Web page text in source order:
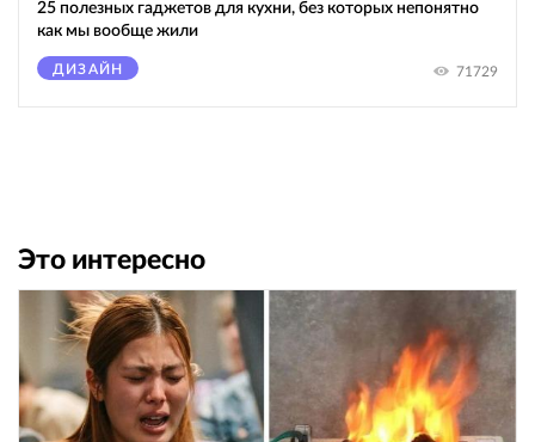
25 полезных гаджетов для кухни, без которых непонятно
как мы вообще жили
ДИЗАЙН 71729
Это интересно